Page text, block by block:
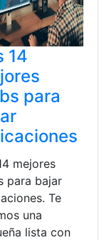
14
para
mejores
para bajar
Te
una
lista con